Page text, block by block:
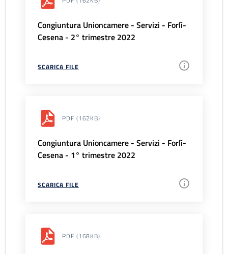
Congiuntura Unioncamere - Servizi - Forlì-
Cesena - 2° trimestre 2022
SCARICA FILE
PDF (162KB)
Congiuntura Unioncamere - Servizi - Forlì-
Cesena - 1° trimestre 2022
SCARICA FILE
PDF (168KB)